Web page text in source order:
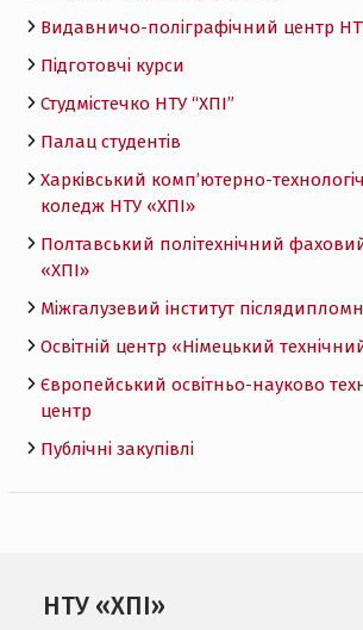
Видавничо-поліграфічний центр
Підготовчі курси
Студмістечко НТУ “ХПІ”
Палац студентів
Харківський комп’ютерно-
коледж НТУ «ХПI»
Полтавський політехнічний
«ХПI»
Міжгалузевий інститут
Освітній центр «Німецький
Європейський освітньо-науково
центр
Публічні закупівлі
НТУ «ХПІ»